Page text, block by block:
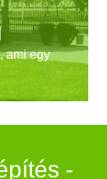
ami egy
-